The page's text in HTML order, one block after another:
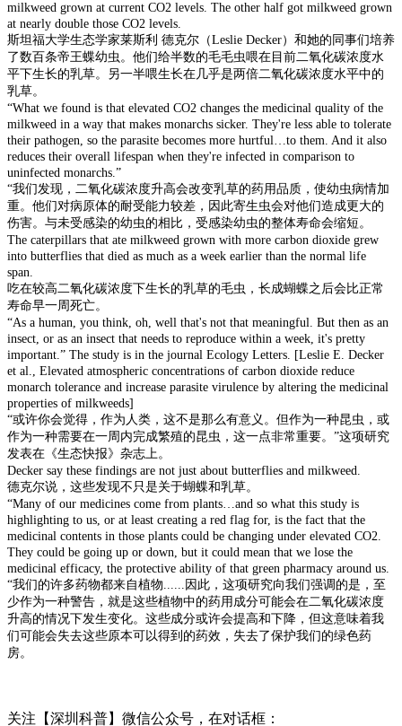
milkweed grown at current CO2 levels. The other half got milkweed grown
at nearly double those CO2 levels.
斯坦福大学生态学家莱斯利 德克尔（Leslie Decker） 和她的同事们培养
了数百条帝王蝶幼虫。他们给半数的毛毛虫喂在 目前二氧化碳浓度水
平下生长的乳草。另一半喂生长在几乎是两倍二氧化碳浓度水平中的
乳草。
“What we found is that elevated CO2 changes the medicinal quality of the
milkweed in a way that makes monarchs sicker. They're less able to tolerate
their pathogen, so the parasite becomes more hurtful…to them. And it also
reduces their overall lifespan when they're infected in comparison to
uninfected monarchs.”
“我们发现，二氧化碳浓度升高会改变乳草的药用品质，使幼虫病情加
重。他们对病原体的耐受能力较差，因此寄生虫会对他们造成更大的
伤害。与未受感染的幼虫的相比，受感染幼虫的整体寿命会缩短。
The caterpillars that ate milkweed grown with more carbon dioxide grew
into butterflies that died as much as a week earlier than the normal life
span.
吃在较高二氧化碳浓度下生长的乳草的毛虫 ， 长成蝴蝶之后会比正常
寿命早一周死亡。
“As a human, you think, oh, well that's not that meaningful. But then as an
insect, or as an insect that needs to reproduce within a week, it's pretty
important.” The study is in the journal Ecology Letters. [Leslie E. Decker
et al., Elevated atmospheric concentrations of carbon dioxide reduce
monarch tolerance and increase parasite virulence by altering the medicinal
properties of milkweeds]
“或许你会觉得， 作为 人类， 这不是那么有意义。但作为一种昆虫，或
作为一种需要在一周内完成繁殖的昆虫，这一点非常重要。 ”这项研究
发表在 《生态快报》 杂志上。
Decker say these findings are not just about butterflies and milkweed.
德克尔说 ， 这些发现不只是关于蝴蝶和乳草。
“Many of our medicines come from plants…and so what this study is
highlighting to us, or at least creating a red flag for, is the fact that the
medicinal contents in those plants could be changing under elevated CO2.
They could be going up or down, but it could mean that we lose the
medicinal efficacy, the protective ability of that green pharmacy around us.
“我们的许多药物都来自植物...... 因此，这项研究向我们强调的是，至
少作为一种警告 ， 就是这些植物中的药用成分可能会在二氧化碳浓度
升高的情况下发生变化。 这些成分或许会提高和下降，但这意味着我
们可能会失去这些原本可以得到 的药效， 失去了保护我们 的绿色药
房。
关注【深圳科普】微信公众号，在对话框：